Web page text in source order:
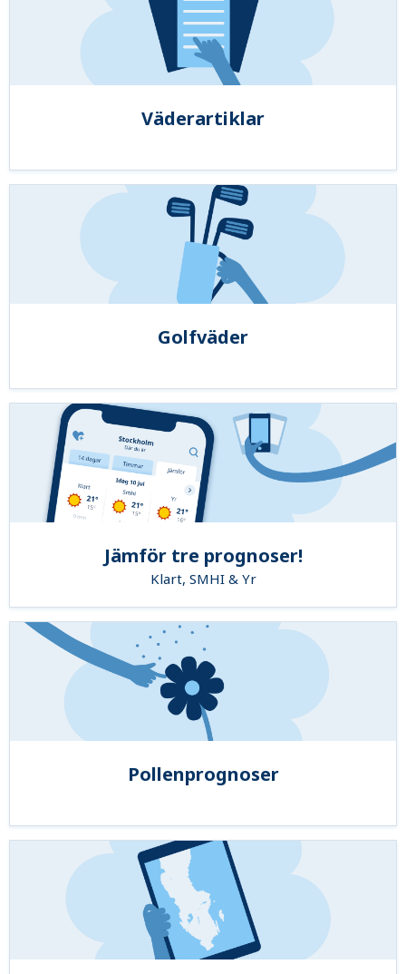
Väderartiklar
Golfväder
Jämför tre prognoser!
Klart, SMHI & Yr
Pollenprognoser